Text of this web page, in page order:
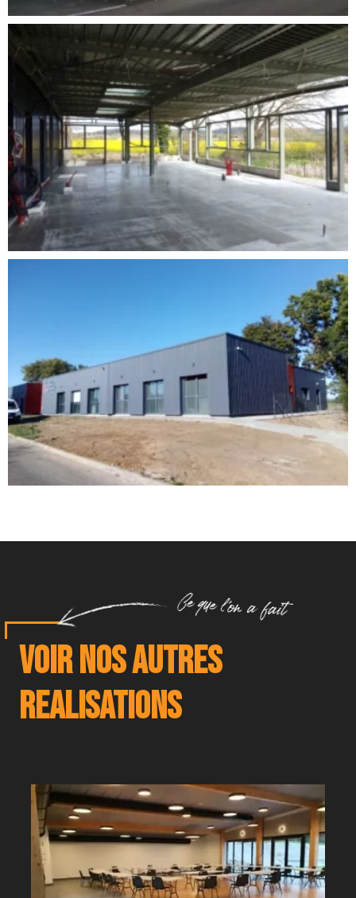
Voir nos autres
realisations